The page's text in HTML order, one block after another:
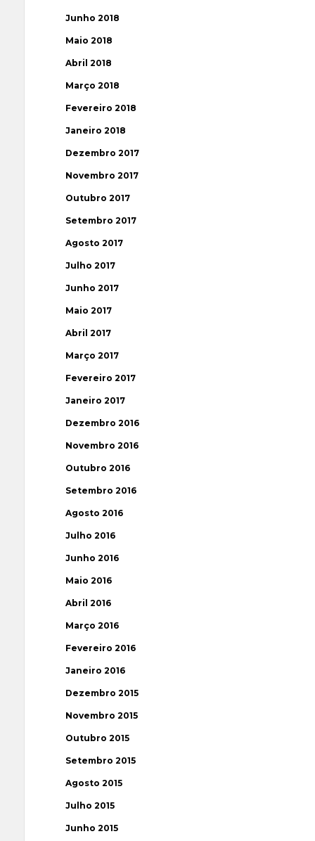
Junho 2018
Maio 2018
Abril 2018
Março 2018
Fevereiro 2018
Janeiro 2018
Dezembro 2017
Novembro 2017
Outubro 2017
Setembro 2017
Agosto 2017
Julho 2017
Junho 2017
Maio 2017
Abril 2017
Março 2017
Fevereiro 2017
Janeiro 2017
Dezembro 2016
Novembro 2016
Outubro 2016
Setembro 2016
Agosto 2016
Julho 2016
Junho 2016
Maio 2016
Abril 2016
Março 2016
Fevereiro 2016
Janeiro 2016
Dezembro 2015
Novembro 2015
Outubro 2015
Setembro 2015
Agosto 2015
Julho 2015
Junho 2015